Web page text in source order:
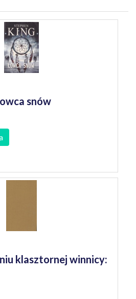
snów
klasztornej winnicy: